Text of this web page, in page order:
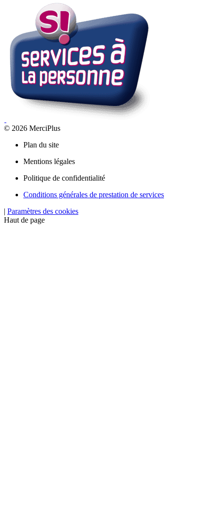
© 2026 MerciPlus
Plan du site
Mentions légales
Politique de confidentialité
Conditions générales de prestation de services
| Paramètres des cookies
Haut de page